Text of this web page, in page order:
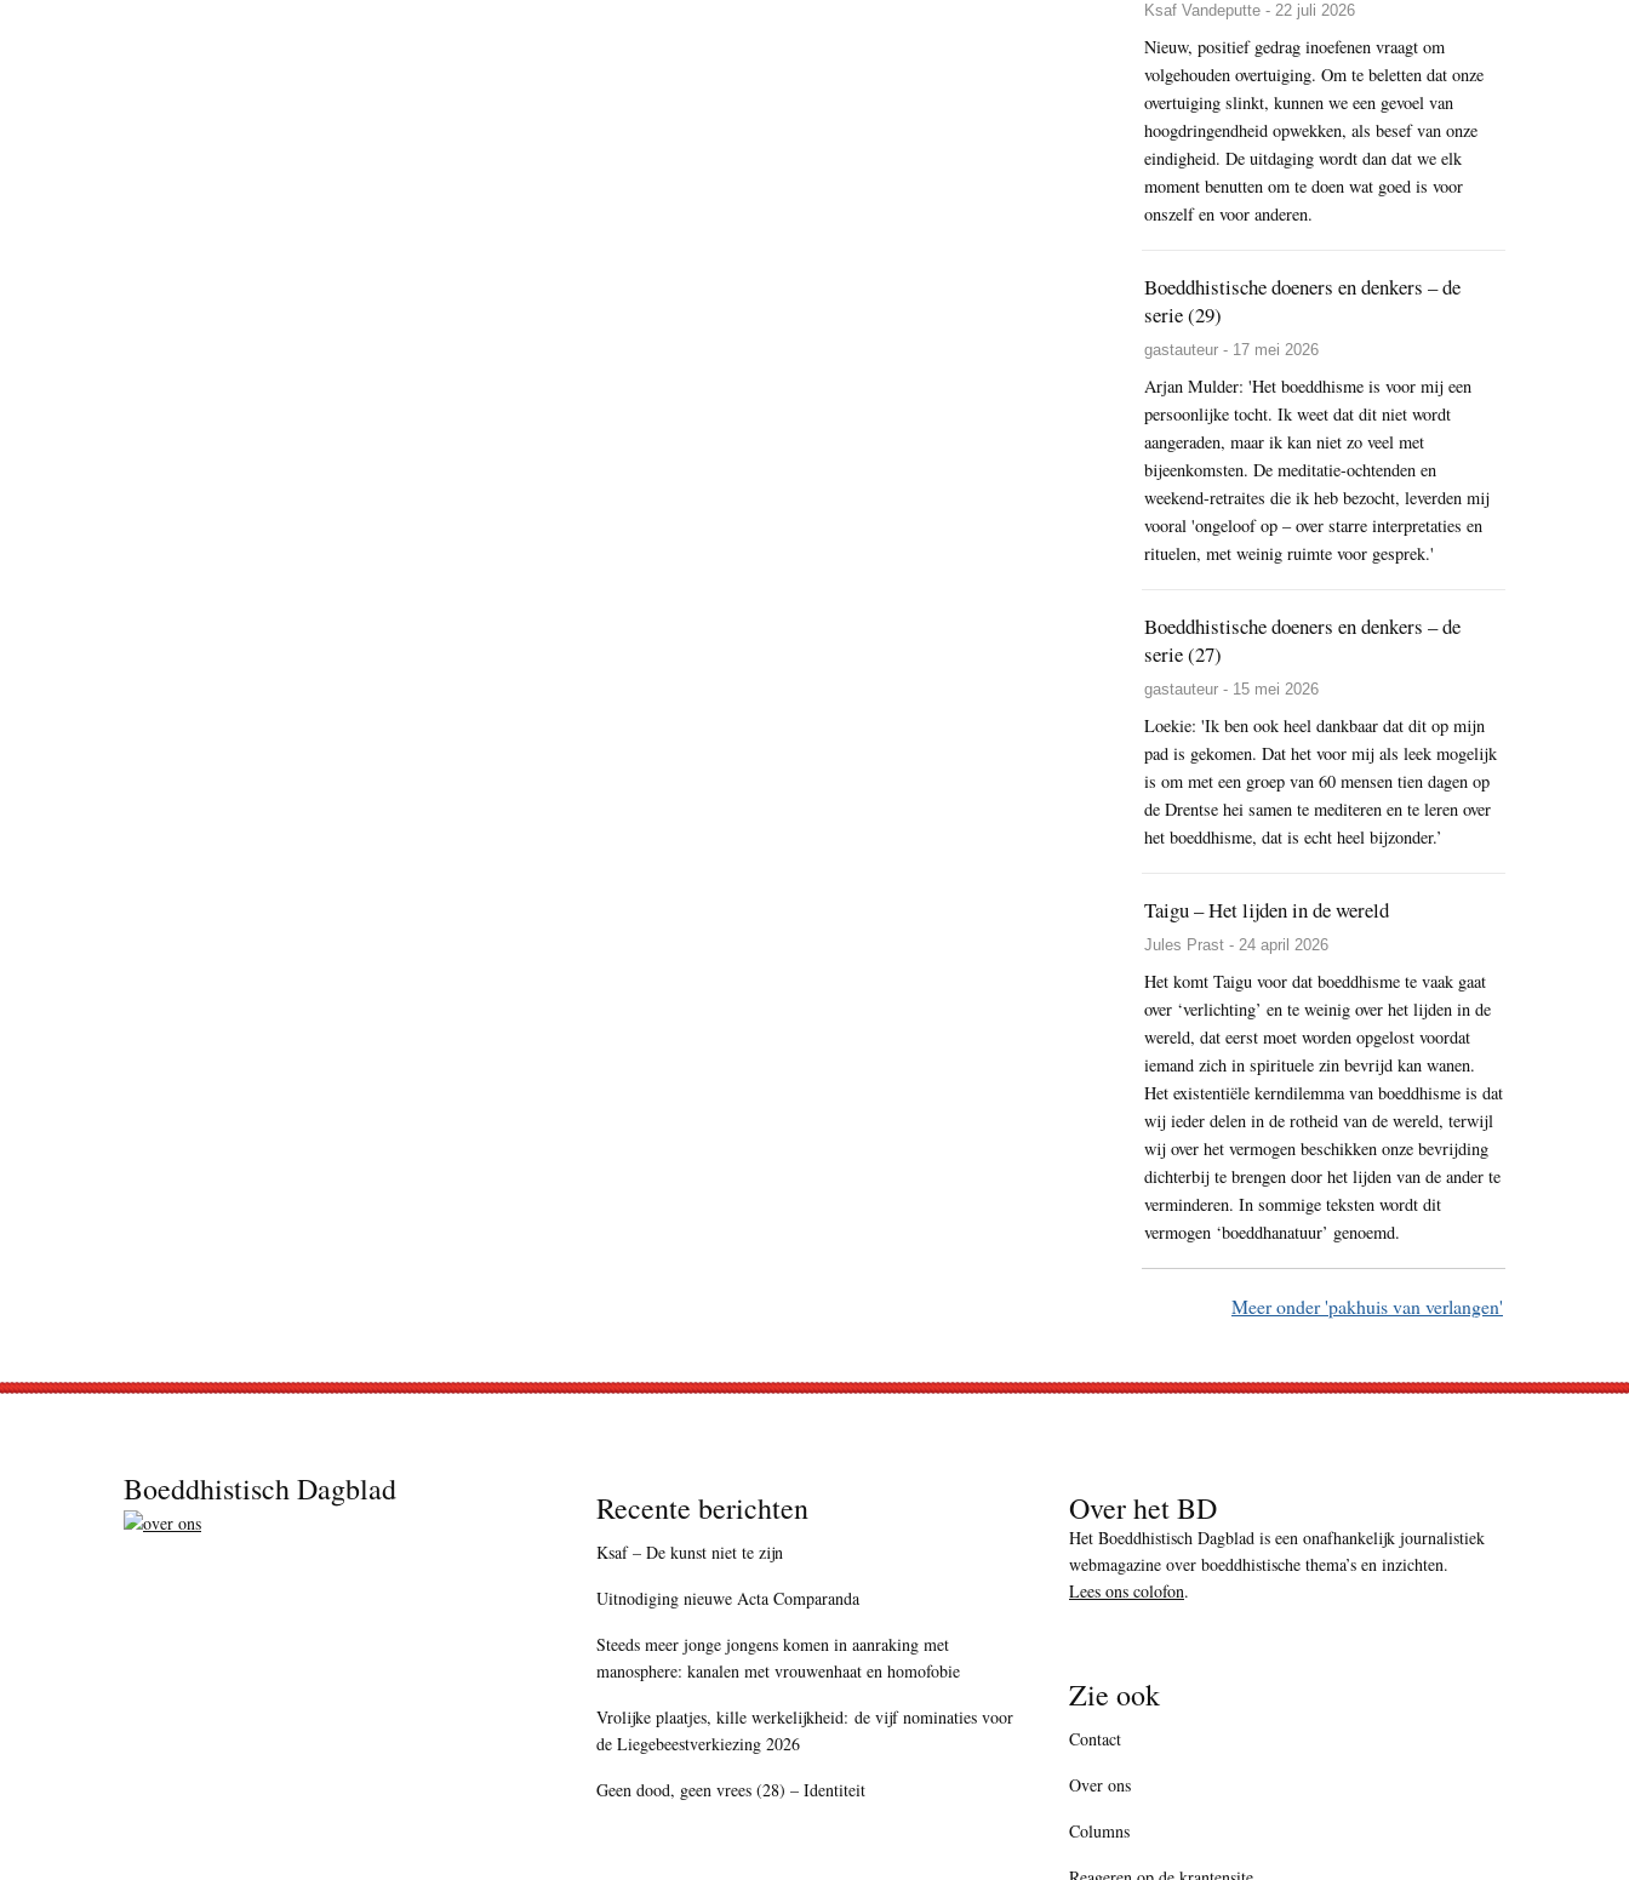
Ksaf Vandeputte - 22 juli 2026
Nieuw, positief gedrag inoefenen vraagt om
volgehouden overtuiging. Om te beletten dat onze
overtuiging slinkt, kunnen we een gevoel van
hoogdringendheid opwekken, als besef van onze
eindigheid. De uitdaging wordt dan dat we elk
moment benutten om te doen wat goed is voor
onszelf en voor anderen.
Boeddhistische doeners en denkers – de
serie (29)
gastauteur - 17 mei 2026
Arjan Mulder: 'Het boeddhisme is voor mij een
persoonlijke tocht. Ik weet dat dit niet wordt
aangeraden, maar ik kan niet zo veel met
bijeenkomsten. De meditatie-ochtenden en
weekend-retraites die ik heb bezocht, leverden mij
vooral 'ongeloof op – over starre interpretaties en
rituelen, met weinig ruimte voor gesprek.'
Boeddhistische doeners en denkers – de
serie (27)
gastauteur - 15 mei 2026
Loekie: 'Ik ben ook heel dankbaar dat dit op mijn
pad is gekomen. Dat het voor mij als leek mogelijk
is om met een groep van 60 mensen tien dagen op
de Drentse hei samen te mediteren en te leren over
het boeddhisme, dat is echt heel bijzonder.’
Taigu – Het lijden in de wereld
Jules Prast - 24 april 2026
Het komt Taigu voor dat boeddhisme te vaak gaat
over ‘verlichting’ en te weinig over het lijden in de
wereld, dat eerst moet worden opgelost voordat
iemand zich in spirituele zin bevrijd kan wanen.
Het existentiële kerndilemma van boeddhisme is dat
wij ieder delen in de rotheid van de wereld, terwijl
wij over het vermogen beschikken onze bevrijding
dichterbij te brengen door het lijden van de ander te
verminderen. In sommige teksten wordt dit
vermogen ‘boeddhanatuur’ genoemd.
Meer onder 'pakhuis van verlangen'
Boeddhistisch Dagblad Recente berichten
Ksaf – De kunst niet te zijn
Uitnodiging nieuwe Acta Comparanda
Steeds meer jonge jongens komen in aanraking met
manosphere: kanalen met vrouwenhaat en homofobie
Vrolijke plaatjes, kille werkelijkheid: de vijf nominaties voor
de Liegebeestverkiezing 2026
Geen dood, geen vrees (28) – Identiteit
Over het BD
Het Boeddhistisch Dagblad is een onafhankelijk journalistiek
webmagazine over boeddhistische thema’s en inzichten.
Lees ons colofon.
Zie ook
Contact
Over ons
Columns